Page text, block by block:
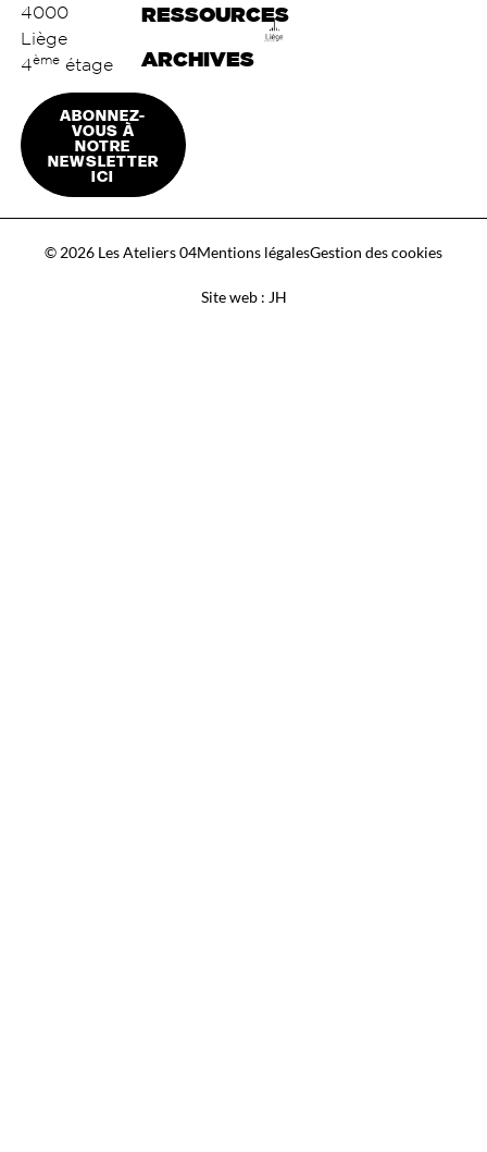
4000
Liège
4èmeétage
ABONNEZ-
VOUS À
NOTRE
NEWSLETTER
ICI
RESSOURCES
ARCHIVES
© 2026 Les Ateliers 04Mentions légalesGestion des cookies
Site web : JH